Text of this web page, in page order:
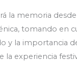
la memoria
tomando en
y la importancia
la experiencia